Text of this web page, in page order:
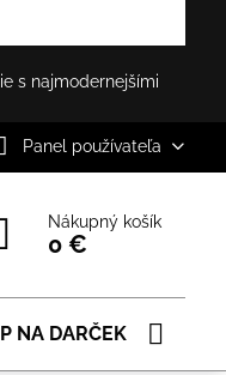
s najmodernejšími
Panel používateľa
Nákupný košík
0 €
NA DARČEK